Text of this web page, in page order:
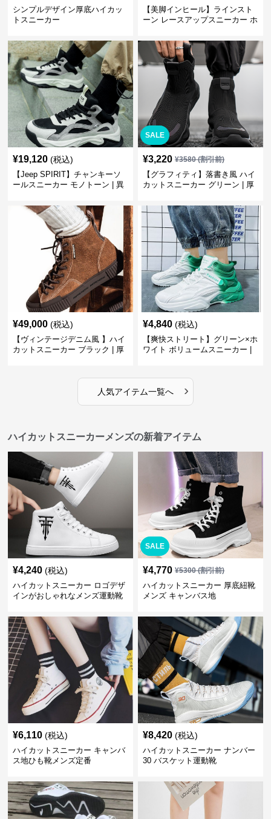
シンプルデザイン厚底ハイカッ
トスニーカー
【美脚インヒール】ラインスト
ーン レースアップスニーカー ホ
¥19,120 (税込)
【Jeep SPIRIT】チャンキーソ
ールスニーカー モノトーン | 異
SALE
¥3,220 ¥3580(割引前)
【グラフィティ】落書き風 ハイ
カットスニーカー グリーン | 厚
¥49,000 (税込)
【ヴィンテージデニム風 】ハイ
カットスニーカー ブラック | 厚
¥4,840 (税込)
【爽快ストリート】グリーン×ホ
ワイト ボリュームスニーカー |
人気アイテム一覧へ ›
ハイカットスニーカーメンズの新着アイテム
¥4,240 (税込)
ハイカットスニーカー ロゴデザ
インがおしゃれなメンズ運動靴
SALE
¥4,770 ¥5300(割引前)
ハイカットスニーカー 厚底紐靴
メンズ キャンバス地
¥6,110 (税込)
ハイカットスニーカー キャンバ
ス地ひも靴メンズ定番
¥8,420 (税込)
ハイカットスニーカー ナンバー
30 バスケット運動靴